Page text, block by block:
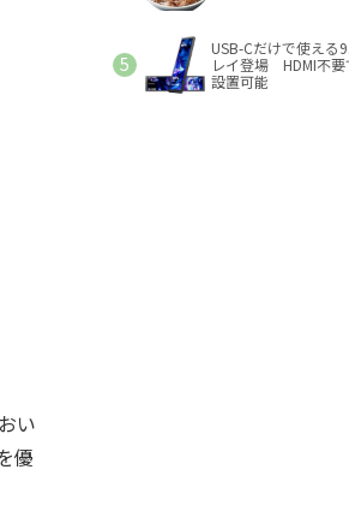
い
優
USB-Cだけで使える
レイ登場 HDMI不要
設置可能